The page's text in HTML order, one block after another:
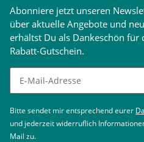
Abonniere jetzt unseren
über aktuelle Angebote und
erhältst Du als Dankeschön für
Rabatt-Gutschein.
Newsletter abonnieren
Bitte sendet mir entsprechend eurer
und jederzeit widerruflich
Mail zu.